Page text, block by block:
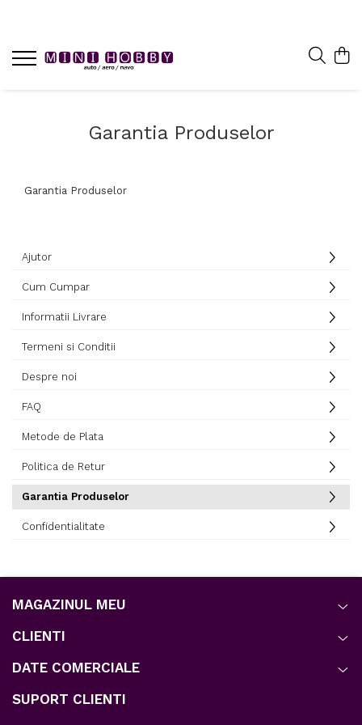
Garantia Produselor
Garantia Produselor
Ajutor
Cum Cumpar
Informatii Livrare
Termeni si Conditii
Despre noi
FAQ
Metode de Plata
Politica de Retur
Garantia Produselor
Confidentialitate
MAGAZINUL MEU
CLIENTI
DATE COMERCIALE
SUPORT CLIENTI